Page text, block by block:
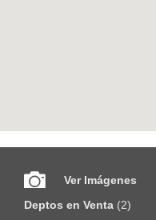
Ver Imágenes
Deptos en Venta (2)